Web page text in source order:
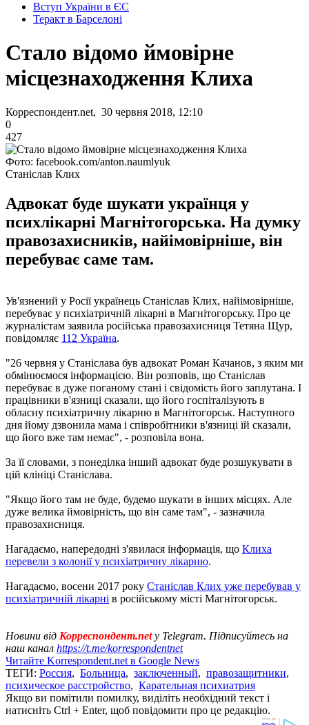
Вступ України в ЄС
Теракт в Барселоні
Стало відомо ймовірне
місцезнаходження Клиха
Корреспондент.net, 30 червня 2018, 12:10
0
427
Фото: facebook.com/anton.naumlyuk
Станіслав Клих
Адвокат буде шукати українця у
психлікарні Магнітогорська. На думку
правозахисників, найімовірніше, він
перебуває саме там.
Ув'язнений у Росії українець Станіслав Клих, найімовірніше,
перебуває у психіатричній лікарні в Магнітогорську. Про це
журналістам заявила російська правозахисниця Тетяна Щур,
повідомляє 112 Україна.
"26 червня у Станіслава був адвокат Роман Качанов, з яким ми
обмінюємося інформацією. Він розповів, що Станіслав
перебуває в дуже поганому стані і свідомість його заплутана. І
працівники в'язниці сказали, що його госпіталізують в
обласну психіатричну лікарню в Магнітогорськ. Наступного
дня йому дзвонила мама і співробітники в'язниці їй сказали,
що його вже там немає", - розповіла вона.
За її словами, з понеділка інший адвокат буде розшукувати в
цій клініці Станіслава.
"Якщо його там не буде, будемо шукати в інших місцях. Але
дуже велика ймовірність, що він саме там", - зазначила
правозахисниця.
Нагадаємо, напередодні з'явилася інформація, що Клиха
перевели з колонії у психіатричну лікарню.
Нагадаємо, восени 2017 року Станіслав Клих уже перебував у
психіатричній лікарні в російському місті Магнітогорськ.
Новини від Корреспондент.netу Telegram. Підписуйтесь на
наш канал https://t.me/korrespondentnet
Читайте Korrespondent.net в Google News
ТЕГИ: Россия, Больница, заключенный, правозащитники,
психическое расстройство, Карательная психиатрия
Якщо ви помітили помилку, виділіть необхідний текст і
натисніть Ctrl + Enter, щоб повідомити про це редакцію.